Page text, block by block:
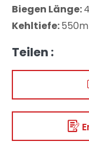
Biegen Länge:
Kehltiefe:
Teilen :